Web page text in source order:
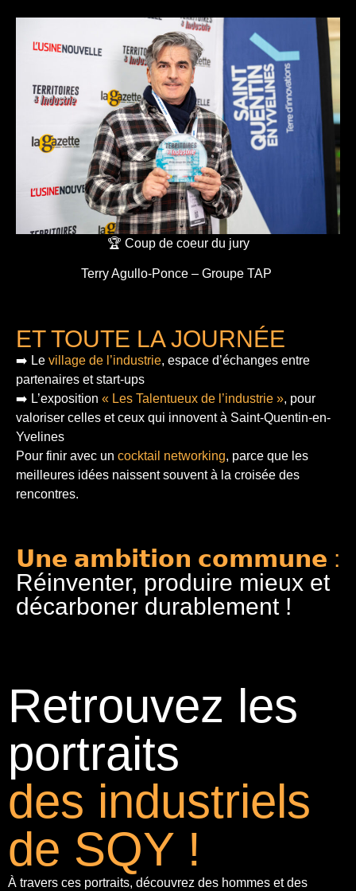
🏆 Coup de coeur du jury
Terry Agullo-Ponce – Groupe TAP
ET TOUTE LA JOURNÉE
➡️ Le village de l’industrie, espace d’échanges entre
partenaires et start-ups
➡️ L’exposition « Les Talentueux de l’industrie », pour
valoriser celles et ceux qui innovent à Saint-Quentin-en-
Yvelines
Pour finir avec un cocktail networking, parce que les
meilleures idées naissent souvent à la croisée des
rencontres.
𝗨𝗻𝗲 𝗮𝗺𝗯𝗶𝘁𝗶𝗼𝗻 𝗰𝗼𝗺𝗺𝘂𝗻𝗲 :
Réinventer, produire mieux et
décarboner durablement !
Retrouvez les
portraits
des industriels
de SQY !
À travers ces portraits, découvrez des hommes et des